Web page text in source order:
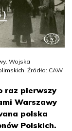
)
Wojska
Źródło: CAW
raz pierwszy
Warszawy
polska
Polskich.